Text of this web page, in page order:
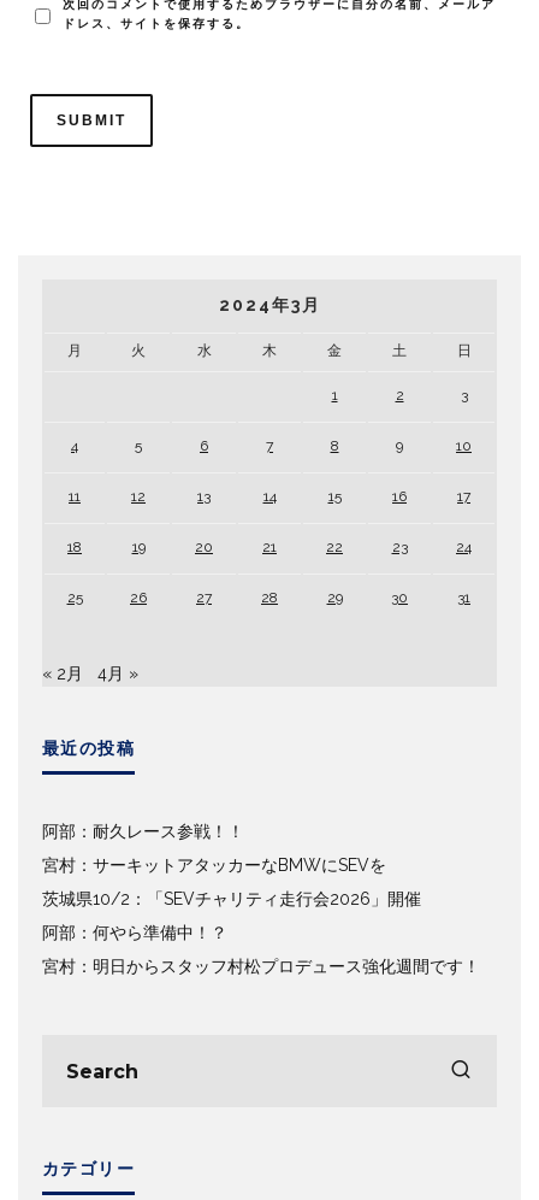
次回のコメントで使用するためブラウザーに自分の名前、メールア
ドレス、サイトを保存する。
2024年3月
月 火 水 木 金 土 日
1 2 3
4 5 6 7 8 9 10
11 12 13 14 15 16 17
18 19 20 21 22 23 24
25 26 27 28 29 30 31
« 2月 4月 »
最近の投稿
阿部：耐久レース参戦！！
宮村：サーキットアタッカーなBMWにSEVを
茨城県10/2：「SEVチャリティ走行会2026」開催
阿部：何やら準備中！？
宮村：明日からスタッフ村松プロデュース強化週間です！
カテゴリー